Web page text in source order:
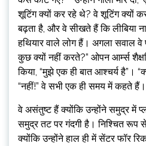
शूटिंग क्यों कर रहे थे? वे शूटिंग क्यों
बढ़ता है, और वे सीखते हैं कि लीबिया
हथियार वाले लोग हैं। अगला सवाल
कुछ क्यों नहीं करते?” ओपन आर्म्स
किया, “मुझे एक ही बात आश्चर्य है”।
“नहीं!” वे सभी एक ही समय में कहते हैं।
वे असंतुष्ट हैं क्योंकि उन्होंने समुद्र में
समुद्र तट पर गंदगी है। निश्चित रूप
क्योंकि उन्होंने हाल ही में सेंटर फॉर